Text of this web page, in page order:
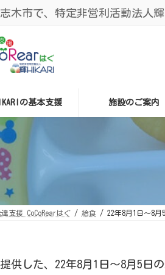
木市で、特定非営利活動法人
の基本支援 施設のご案内
支援 CoCoRearはぐ 給食 22年8月1日～8月
供した、22年8月1日～8月5日